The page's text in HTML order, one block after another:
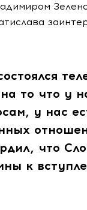
то что у
у нас
что
к